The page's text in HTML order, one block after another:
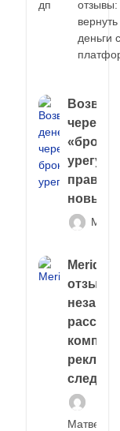
дп
отзывы:
вернуть
деньги с
через
правда
новый
следа
Матвей